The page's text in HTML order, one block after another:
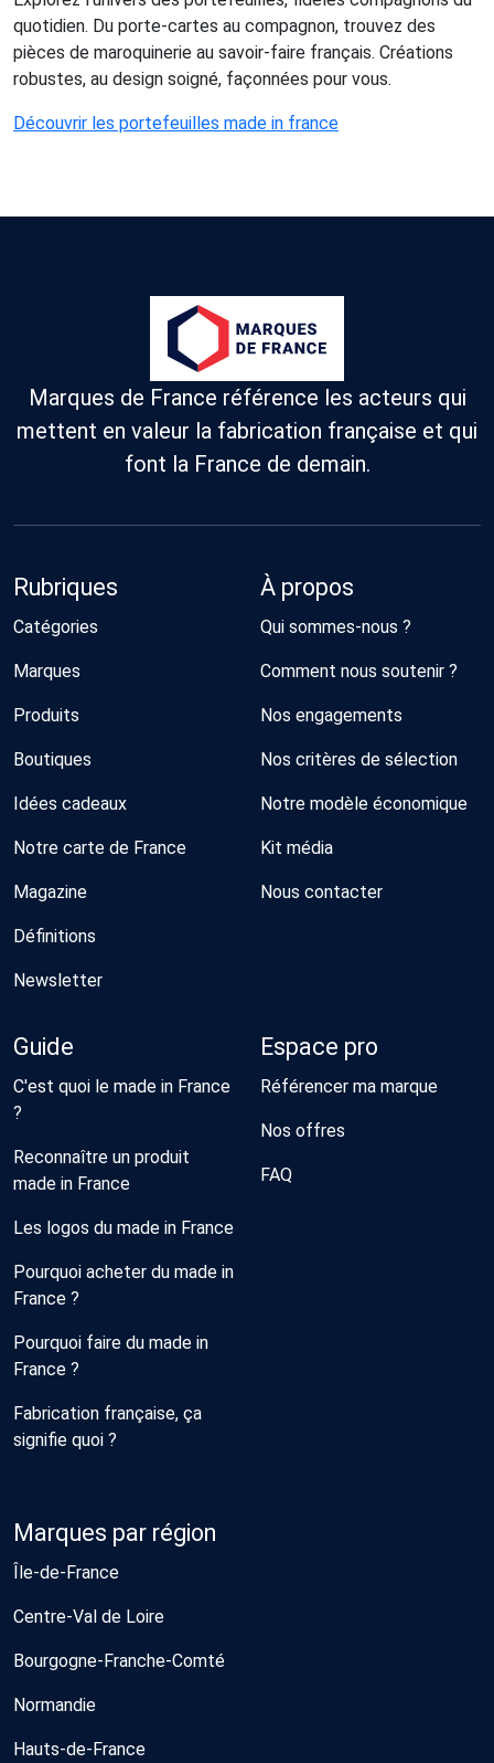
quotidien. Du porte-cartes au compagnon, trouvez des
pièces de maroquinerie au savoir-faire français. Créations
robustes, au design soigné, façonnées pour vous.
Découvrir les portefeuilles made in france
Marques de France référence les acteurs qui
mettent en valeur la fabrication française et qui
font la France de demain.
Rubriques
Catégories
Marques
Produits
Boutiques
Idées cadeaux
Notre carte de France
Magazine
Définitions
Newsletter
À propos
Qui sommes-nous ?
Comment nous soutenir ?
Nos engagements
Nos critères de sélection
Notre modèle économique
Kit média
Nous contacter
Guide
C'est quoi le made in France
?
Reconnaître un produit
made in France
Les logos du made in France
Pourquoi acheter du made in
France ?
Pourquoi faire du made in
France ?
Fabrication française, ça
signifie quoi ?
Espace pro
Référencer ma marque
Nos offres
FAQ
Marques par région
Île-de-France
Centre-Val de Loire
Bourgogne-Franche-Comté
Normandie
Hauts-de-France